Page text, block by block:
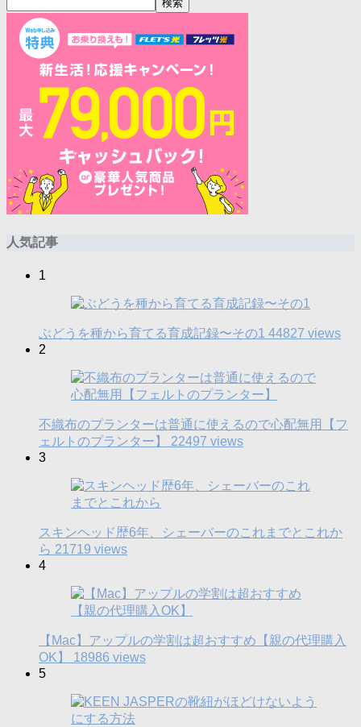
検索
人気記事
1
ぶどうを種から育てる育成記録〜その1 44827 views
2
不織布のプランターは普通に使えるので心配無用【フ
ェルトのプランター】 22497 views
3
スキンヘッド歴6年、シェーバーのこれまでとこれか
ら 21719 views
4
【Mac】アップルの学割は超おすすめ【親の代理購入
OK】 18986 views
5